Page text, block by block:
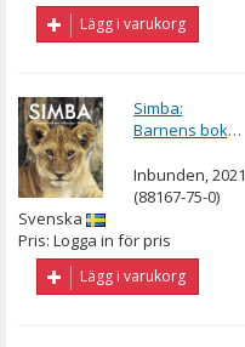
Lägg i varukorg
Simba:
Barnens bok
Inbunden, 2021
(88167-75-0)
Svenska
Pris: Logga in för pris
Lägg i varukorg